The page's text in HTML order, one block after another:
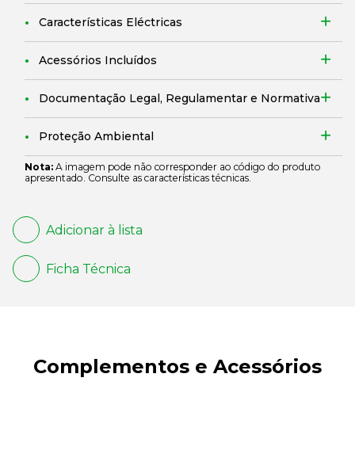
Características Eléctricas
Acessórios Incluídos
Documentação Legal, Regulamentar e Normativa
Proteção Ambiental
Nota: A imagem pode não corresponder ao código do produto
apresentado. Consulte as características técnicas.
Adicionar à lista
Ficha Técnica
Complementos e Acessórios